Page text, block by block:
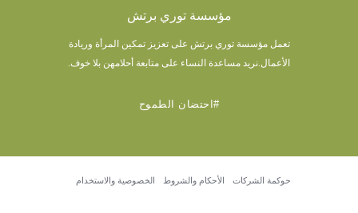
مؤسسة توري برتش
تعمل مؤسسة توري برتش على تعزيز تمكين المرأة وريادة
الأعمال.نريد مساعدة النساء على متابعة أحلامهن بلا خوف.
#احتضان الطموح
حوكمة الشركات الأحكام والشروط الخصوصية والاستخدام